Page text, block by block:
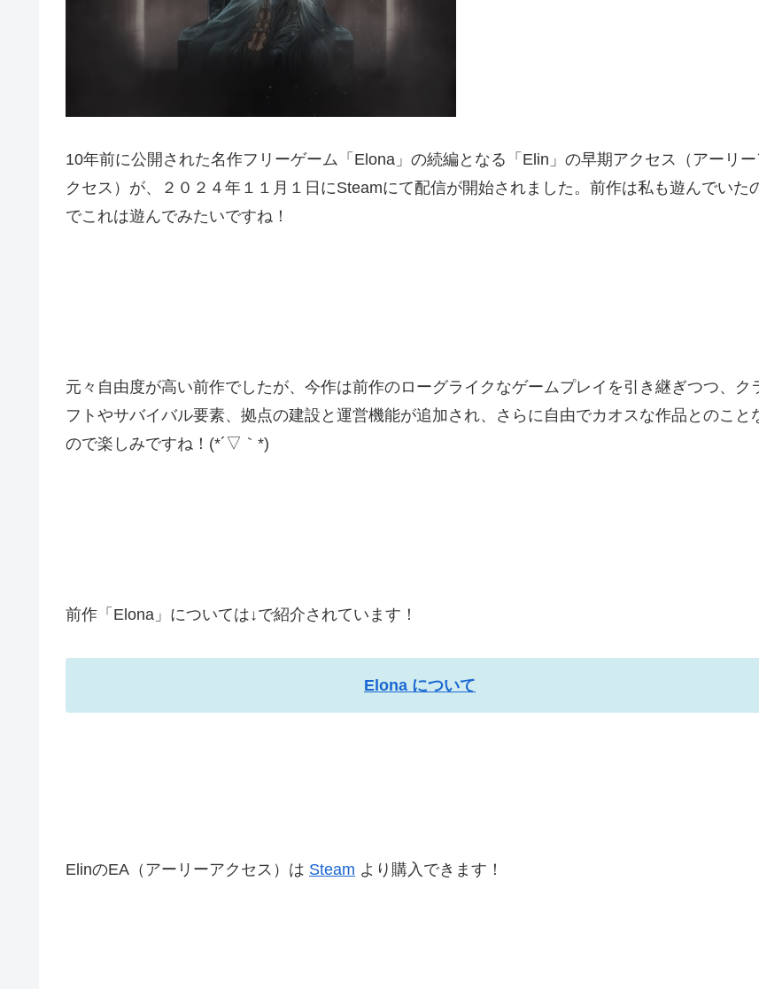
10年前に公開された名作フリーゲーム「Elona」の続編となる「Elin」の早期アクセス（アーリー
クセス）が、２０２４年１１月１日にSteamにて配信が開始されました。前作は私も遊んでいた
でこれは遊んでみたいですね！
元々自由度が高い前作でしたが、今作は前作のローグライクなゲームプレイを引き継ぎつつ、ク
フトやサバイバル要素、拠点の建設と運営機能が追加され、さらに自由でカオスな作品とのこと
ので楽しみですね！(*´▽｀*)
前作「Elona」については↓で紹介されています！
Elona について
ElinのEA（アーリーアクセス）は Steam より購入できます！